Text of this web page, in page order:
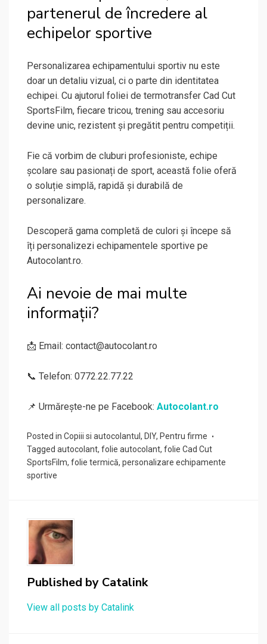
partenerul de încredere al
echipelor sportive
Personalizarea echipamentului sportiv nu este
doar un detaliu vizual, ci o parte din identitatea
echipei. Cu ajutorul foliei de termotransfer Cad Cut
SportsFilm, fiecare tricou, trening sau accesoriu
devine unic, rezistent și pregătit pentru competiții.
Fie că vorbim de cluburi profesioniste, echipe
școlare sau pasionați de sport, această folie oferă
o soluție simplă, rapidă și durabilă de
personalizare.
Descoperă gama completă de culori și începe să
îți personalizezi echipamentele sportive pe
Autocolant.ro.
Ai nevoie de mai multe
informații?
📩 Email: contact@autocolant.ro
📞 Telefon: 0772.22.77.22
📌 Urmărește-ne pe Facebook: Autocolant.ro
Posted in Copiii si autocolantul , DIY, Pentru firme
Tagged autocolant, folie autocolant, folie Cad Cut
SportsFilm, folie termică, personalizare echipamente
sportive
Published by Catalink
View all posts by Catalink